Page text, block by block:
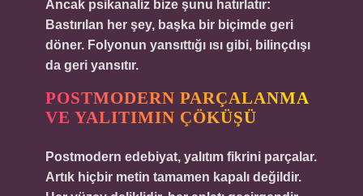
Ancak psikanaliz bize şunu hatırlatır:
Bastırılan her şey, başka bir biçimde geri
döner. Folyonun yansıttığı ısı gibi, bilinçdışı
da geri yansıtır.
POSTMODERN PARÇALANMA
VE YALITIMIN ÇÖKÜŞÜ
Postmodern edebiyat, yalıtım fikrini parçalar.
Artık hiçbir metin tamamen kapalı değildir.